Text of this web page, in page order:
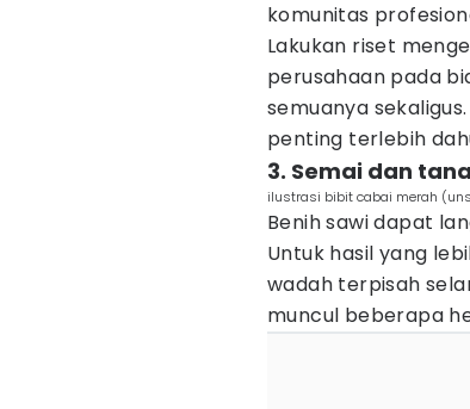
komunitas
Lakukan riset
perusahaan pada
semuanya
penting terlebih
3. Semai dan
ilustrasi bibit cabai merah
Benih sawi dapat
Untuk hasil yang
wadah terpisah
muncul beberapa